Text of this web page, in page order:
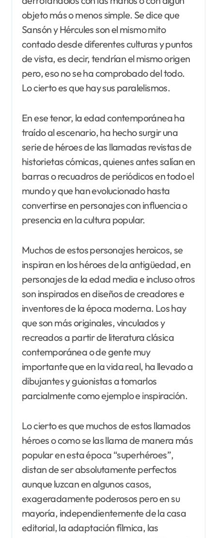
objeto más o menos simple. Se dice que
Sansón y Hércules son el mismo mito
contado desde diferentes culturas y puntos
de vista, es decir, tendrían el mismo origen
pero, eso no se ha comprobado del todo.
Lo cierto es que hay sus paralelismos.
En ese tenor, la edad contemporánea ha
traído al escenario, ha hecho surgir una
serie de héroes de las llamadas revistas de
historietas cómicas, quienes antes salían en
barras o recuadros de periódicos en todo el
mundo y que han evolucionado hasta
convertirse en personajes con influencia o
presencia en la cultura popular.
Muchos de estos personajes heroicos, se
inspiran en los héroes de la antigüedad, en
personajes de la edad media e incluso otros
son inspirados en diseños de creadores e
inventores de la época moderna. Los hay
que son más originales, vinculados y
recreados a partir de literatura clásica
contemporánea o de gente muy
importante que en la vida real, ha llevado a
dibujantes y guionistas a tomarlos
parcialmente como ejemplo e inspiración.
Lo cierto es que muchos de estos llamados
héroes o como se las llama de manera más
popular en esta época “superhéroes”,
distan de ser absolutamente perfectos
aunque luzcan en algunos casos,
exageradamente poderosos pero en su
mayoría, independientemente de la casa
editorial, la adaptación fílmica, las